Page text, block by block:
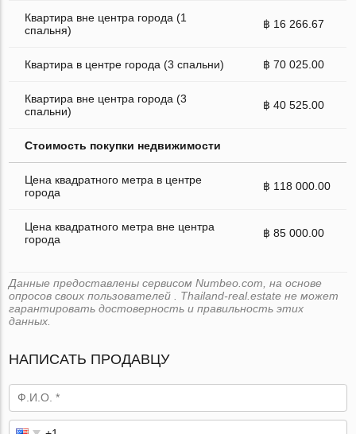
Квартира вне центра города (1
спальня)
฿ 16 266.67
Квартира в центре города (3 спальни) ฿ 70 025.00
Квартира вне центра города (3
спальни)
฿ 40 525.00
Стоимость покупки недвижимости
Цена квадратного метра в центре
города
฿ 118 000.00
Цена квадратного метра вне центра
города
฿ 85 000.00
Данные предоставлены сервисом Numbeo.com, на основе
опросов своих пользователей . Thailand-real.estate не может
гарантировать достоверность и правильность этих
данных.
НАПИСАТЬ ПРОДАВЦУ